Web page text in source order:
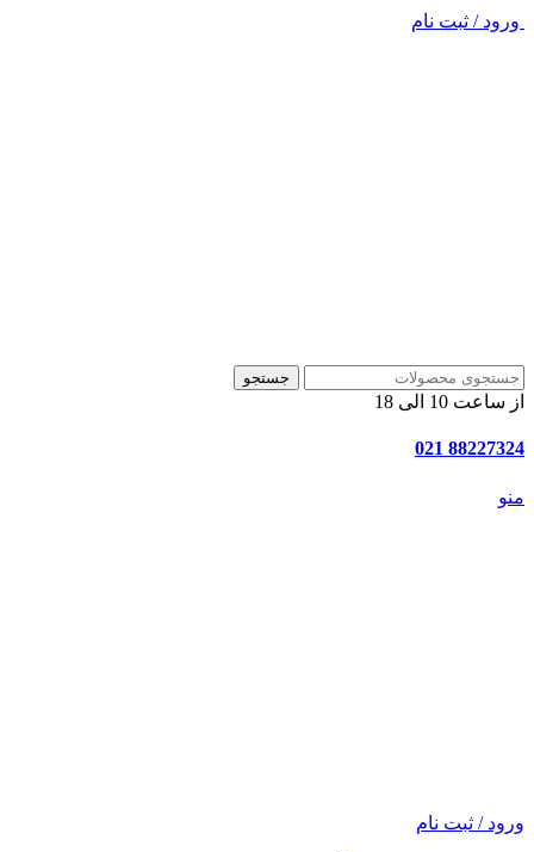
ورود / ثبت نام
جستجو
از ساعت 10 الی 18
88227324 021
منو
ورود / ثبت نام